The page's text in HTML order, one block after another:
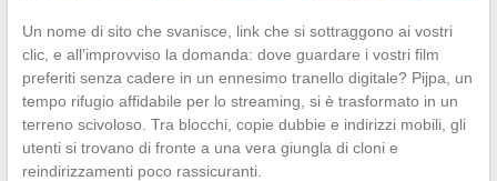
Un nome di sito che svanisce, link che si sottraggono ai vostri
clic, e all’improvviso la domanda: dove guardare i vostri film
preferiti senza cadere in un ennesimo tranello digitale? Pijpa, un
tempo rifugio affidabile per lo streaming, si è trasformato in un
terreno scivoloso. Tra blocchi, copie dubbie e indirizzi mobili, gli
utenti si trovano di fronte a una vera giungla di cloni e
reindirizzamenti poco rassicuranti.